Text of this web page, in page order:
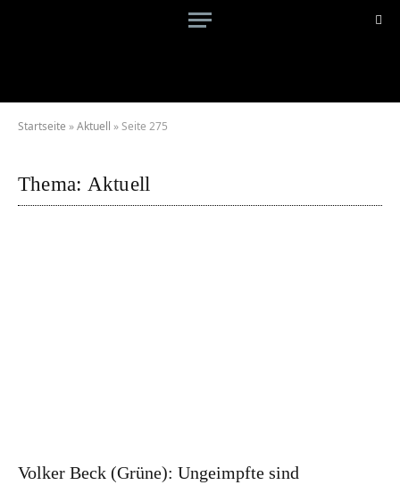
Startseite »Aktuell »Seite 275
Thema: Aktuell
Volker Beck (Grüne): Ungeimpfte sind